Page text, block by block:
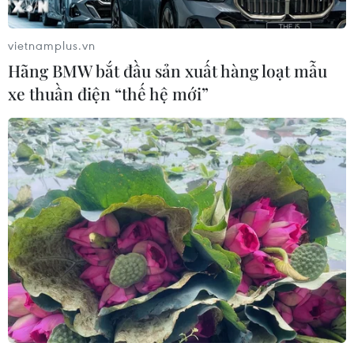
Bộ Công Thương chính thức trình Chính
phủ Đề án quy hoạch điện VIII
12/10/2021 12:05
Quy hoạch điện VIII tiếp tục xem xét, phát triển thủy
điện, năng lượng tái tạo và năng lượng mới (điện gió,
điện Mặt trời, điện sinh khối, điện rác…) với quy mô phù
hợp.
vietnamplus.vn
Hãng BMW bắt đầu sản xuất hàng loạt mẫu
xe thuần điện “thế hệ mới”